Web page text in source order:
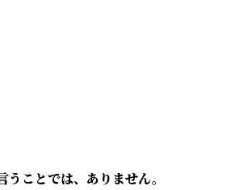
ことでは、ありません。